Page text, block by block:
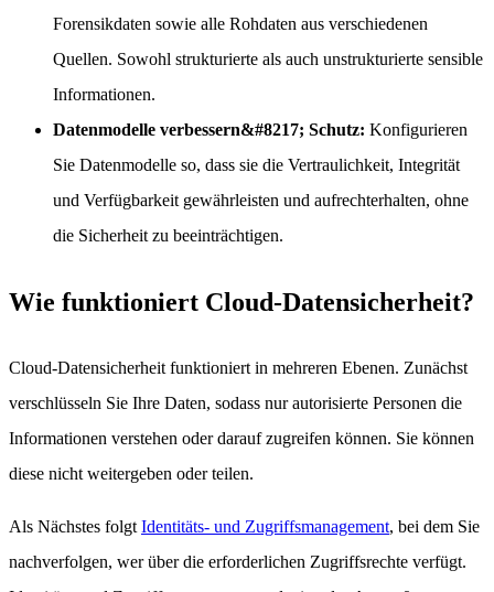
Forensikdaten sowie alle Rohdaten aus verschiedenen
Quellen. Sowohl strukturierte als auch unstrukturierte sensible
Informationen.
Datenmodelle verbessern&#8217; Schutz: Konfigurieren
Sie Datenmodelle so, dass sie die Vertraulichkeit, Integrität
und Verfügbarkeit gewährleisten und aufrechterhalten, ohne
die Sicherheit zu beeinträchtigen.
Wie funktioniert Cloud-Datensicherheit?
Cloud-Datensicherheit funktioniert in mehreren Ebenen. Zunächst
verschlüsseln Sie Ihre Daten, sodass nur autorisierte Personen die
Informationen verstehen oder darauf zugreifen können. Sie können
diese nicht weitergeben oder teilen.
Als Nächstes folgt Identitäts- und Zugriffsmanagement, bei dem Sie
nachverfolgen, wer über die erforderlichen Zugriffsrechte verfügt.